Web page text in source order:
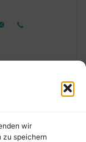
wir
zu speichern